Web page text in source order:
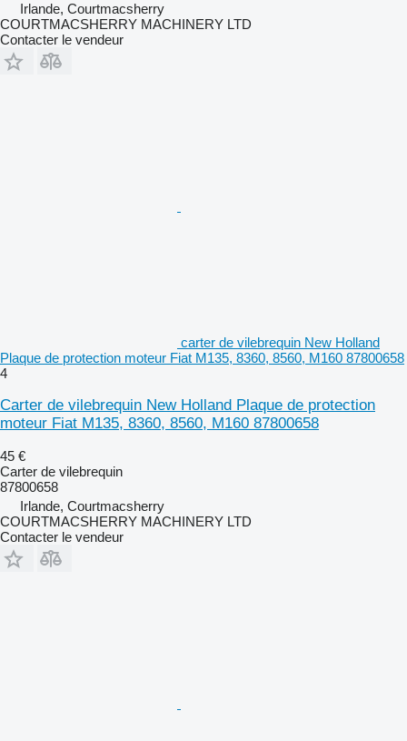
Irlande, Courtmacsherry
COURTMACSHERRY MACHINERY LTD
Contacter le vendeur
carter de vilebrequin New Holland
Plaque de protection moteur Fiat M135, 8360, 8560, M160 87800658
4
Carter de vilebrequin New Holland Plaque de protection
moteur Fiat M135, 8360, 8560, M160 87800658
45 €
Carter de vilebrequin
87800658
Irlande, Courtmacsherry
COURTMACSHERRY MACHINERY LTD
Contacter le vendeur